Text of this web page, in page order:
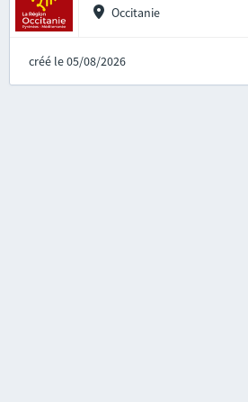
Occitanie
créé le 05/08/2026